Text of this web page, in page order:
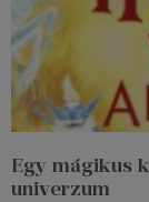
Egy mágikus
univerzum